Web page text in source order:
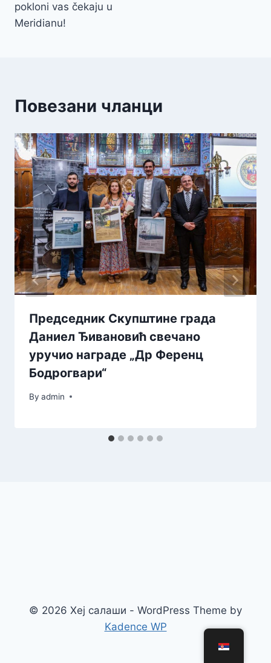
pokloni vas čekaju u
Meridianu!
Повезани чланци
Председник Скупштине града
Даниел Ђивановић свечано
уручио награде „Др Ференц
Бодрогвари“
By admin
© 2026 Хеј салаши - WordPress Theme by
Kadence WP